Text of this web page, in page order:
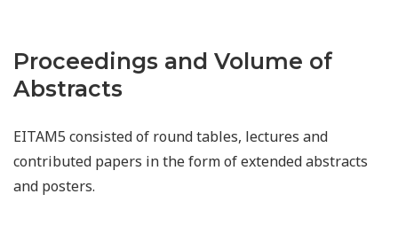
Proceedings and Volume of
Abstracts
EITAM5 consisted of round tables, lectures and
contributed papers in the form of extended abstracts
and posters.